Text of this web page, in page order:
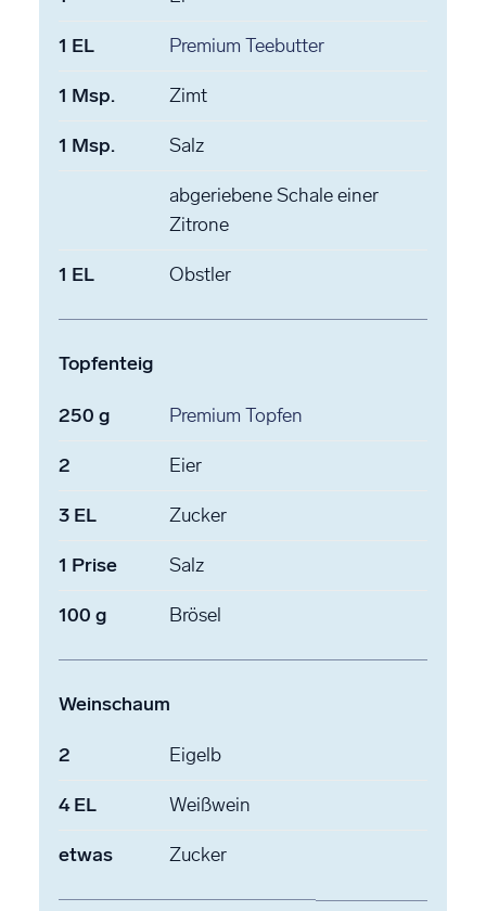
1 EL Premium Teebutter
1 Msp. Zimt
1 Msp. Salz
abgeriebene Schaleeiner
Zitrone
1 EL Obstler
Topfenteig
250 g Premium Topfen
2 Eier
3 EL Zucker
1 Prise Salz
100 g Brösel
Weinschaum
2 Eigelb
4EL Weißwein
etwas Zucker